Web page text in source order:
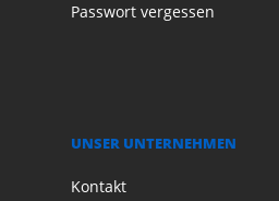
Passwort vergessen
UNSER UNTERNEHMEN
Kontakt